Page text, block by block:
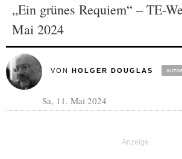
„Ein grünes Requiem“ – TE-
Mai 2024
VON HOLGER DOUGLAS
Sa, 11. Mai 2024